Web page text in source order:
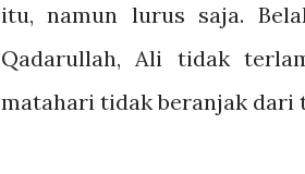
itu, namun lurus saja.
Qadarullah, Ali tidak
matahari tidak beranjak dari